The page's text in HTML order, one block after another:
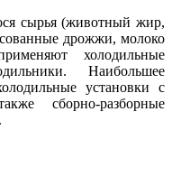
сырья (животный жир,
дрожжи, молоко
холодильные
Наибольшее
установки с
сборно-разборные